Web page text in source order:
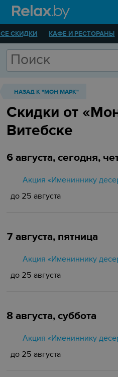
СКИДКИ КАФЕ И РЕСТОРАНЫ
НАЗАД К "МОН МАРК"
Скидки от
Витебске
6 августа, сегодня,
Акция «Имениннику
до 25 августа
7 августа, пятница
Акция «Имениннику
до 25 августа
8 августа, суббота
Акция «Имениннику
до 25 августа